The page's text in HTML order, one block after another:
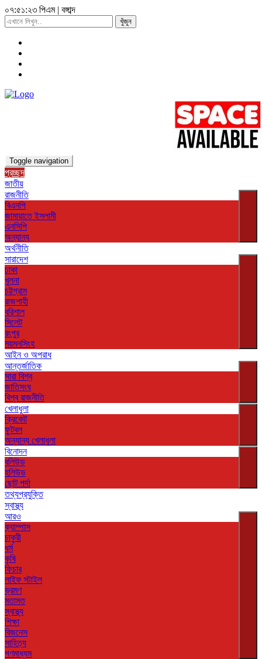
০৭:৫১:২৬ পিএম| বঙ্গাব্দ
খুঁজুন
Toggle navigation
প্রচ্ছদ
জাতীয়
রাজনীতি
বিএনপি
জামায়াতে ইসলামী
এনসিপি
অন্যান্য
অর্থনীতি
সারাদেশ
ঢাকা
খুলনা
চট্টগ্রাম
রাজশাহী
বরিশাল
সিলেট
রংপুর
ময়মনসিংহ
আইন ও অপরাধ
আন্তর্জাতিক
সারা বিশ্ব
জাতিসংঘ
বিশ্ব রাজনীতি
খেলাধুলা
ক্রিকেট
ফুটবল
অন্যান্য খেলাধুলা
বিনোদন
বলিউড
হলিউড
ছোট পর্দা
তথ্যপ্রযুক্তি
স্বাস্থ্য
আরও
ক্যাম্পাস
চাকুরী
ধর্ম
কৃষি
ফিচার
লাইফ স্টাইল
ভ্রমণ
মতামত
স্বাস্থ্য
শিক্ষা
বিজনেস
সাহিত্য
গণমাধ্যম